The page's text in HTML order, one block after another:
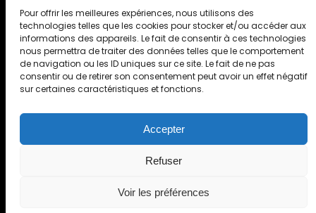
Pour offrir les meilleures expériences, nous utilisons des
technologies telles que les cookies pour stocker et/ou accéder aux
informations des appareils. Le fait de consentir à ces technologies
nous permettra de traiter des données telles que le comportement
de navigation ou les ID uniques sur ce site. Le fait de ne pas
consentir ou de retirer son consentement peut avoir un effet négatif
sur certaines caractéristiques et fonctions.
Accepter
Refuser
Voir les préférences
BP
40
65170
Saint
Lary
05
62
40
87
de
8h30
à
12h00
et
de
14h à
GESTIONS
DES
COOKIES
|
PROTECTION
RÉALISÉ
PAR
L’